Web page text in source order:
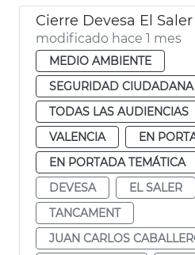
modificado hace 1 mes
MEDIO AMBIENTE
SEGURIDAD CIUDADANA
TODAS LAS AUDIENCIAS
VALENCIA
EN
EN PORTADA TEMÁTICA
DEVESA
EL SALER
TANCAMENT
JUAN CARLOS